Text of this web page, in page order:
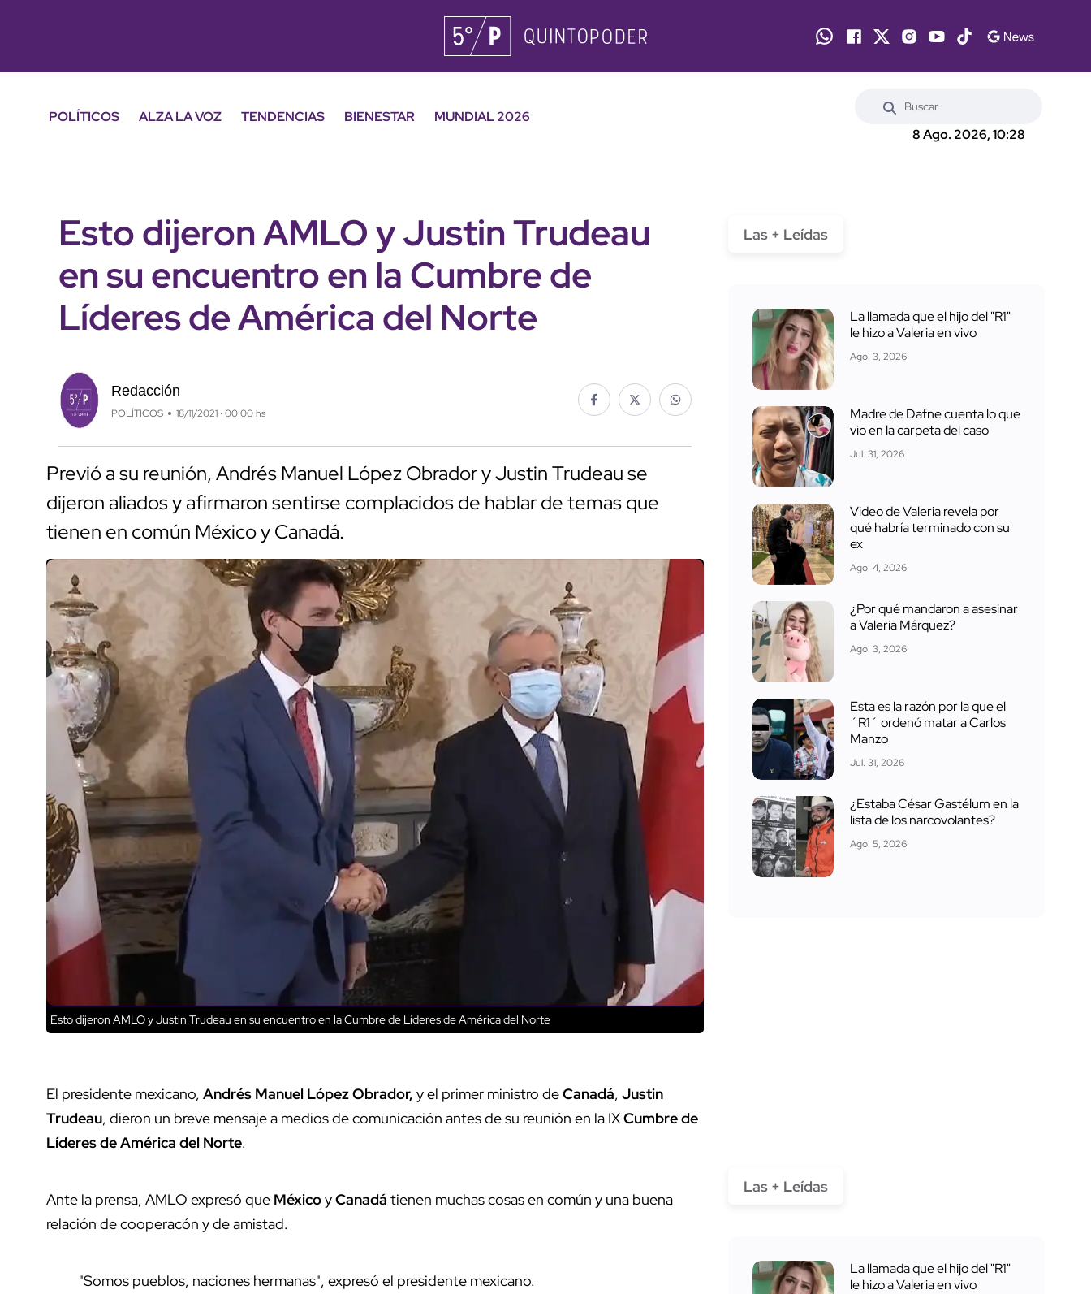
POLÍTICOS ALZA LA VOZ TENDENCIAS BIENESTAR
MUNDIAL 2026
8 Ago. 2026, 10:28
Esto dijeron AMLO y Justin Trudeau
en su encuentro en la Cumbre de
Líderes de América del Norte
Redacción
POLÍTICOS 18/11/2021 · 00:00 hs
Previó a su reunión, Andrés Manuel López Obrador y Justin Trudeau se
dijeron aliados y afirmaron sentirse complacidos de hablar de temas que
tienen en común México y Canadá.
Esto dijeron AMLO y Justin Trudeau en su encuentro en la Cumbre de Líderes de América del Norte
El presidente mexicano, Andrés Manuel López Obrador, y el primer ministro deCanadá, Justin
Trudeau, dieron un breve mensaje a medios de comunicación antes de su reunión en la IXCumbre de
Líderes de América del Norte.
Ante la prensa, AMLO expresó que MéxicoyCanadá tienen muchas cosas en común y una buena
relación de cooperacón y de amistad.
"Somos pueblos, naciones hermanas", expresó el presidente mexicano.
Las + Leídas
La llamada que el hijo del "R1"
le hizo a Valeria en vivo
Ago. 3, 2026
Madre de Dafne cuenta lo que
vio en la carpeta del caso
Jul. 31, 2026
Video de Valeria revela por
qué habría terminado con su
ex
Ago. 4, 2026
¿Por qué mandaron a asesinar
a Valeria Márquez?
Ago. 3, 2026
Esta es la razón por la que el
´R1´ ordenó matar a Carlos
Manzo
Jul. 31, 2026
¿Estaba César Gastélum en la
lista de los narcovolantes?
Ago. 5, 2026
Las + Leídas
La llamada que el hijo del "R1"
le hizo a Valeria en vivo